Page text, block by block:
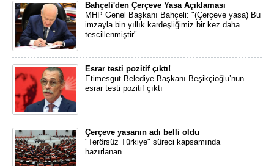
Bahçeli'den Çerçeve Yasa Açıklaması
MHP Genel Başkanı Bahçeli: "(Çerçeve yasa) Bu
imzayla bin yıllık kardeşliğimiz bir kez daha
tescillenmiştir"
Esrar testi pozitif çıktı!
Etimesgut Belediye Başkanı Beşikçioğlu’nun
esrar testi pozitif çıktı
Çerçeve yasanın adı belli oldu
"Terörsüz Türkiye" süreci kapsamında
hazırlanan...